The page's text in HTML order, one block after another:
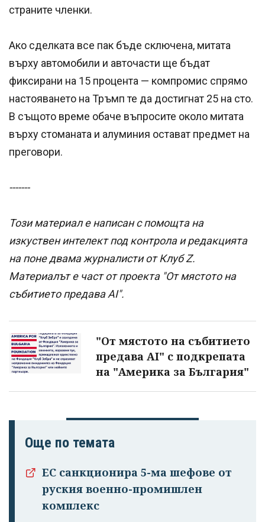
излязохте от
профила си!
страните членки.
Ако сделката все пак бъде сключена, митата
върху автомобили и авточасти ще бъдат
фиксирани на 15 процента — компромис спрямо
настояването на Тръмп те да достигнат 25 на сто.
В същото време обаче въпросите около митата
върху стоманата и алуминия остават предмет на
преговори.
-------
Този материал е написан с помощта на
изкуствен интелект под контрола и редакцията
на поне двама журналисти от Клуб Z.
Материалът е част от проекта "От мястото на
събитието предава AI".
"От мястото на събитието
предава AI" с подкрепата
на "Америка за България"
Още по темата
ЕС санкционира 5-ма шефове от
руския военно-промишлен
комплекс